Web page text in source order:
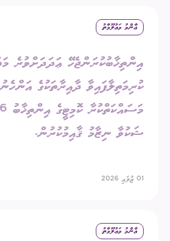
ޢާންމު މަޢުލޫމާތު
އިންތިޚާބުކުރަންޖެހޭ ޢަދަދަށްވުރެ
ކުރިމަތިލާފައިވާ ދާއިރާތަކުގެ
ޝަކުވާ ނިޒާމު ޤާއިމުކުރުން.
01 ޖުލައި 2026
ޢާންމު މަޢުލޫމާތު